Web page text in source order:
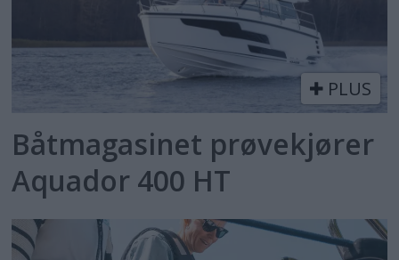
PLUS
Båtmagasinet prøvekjører
Aquador 400 HT